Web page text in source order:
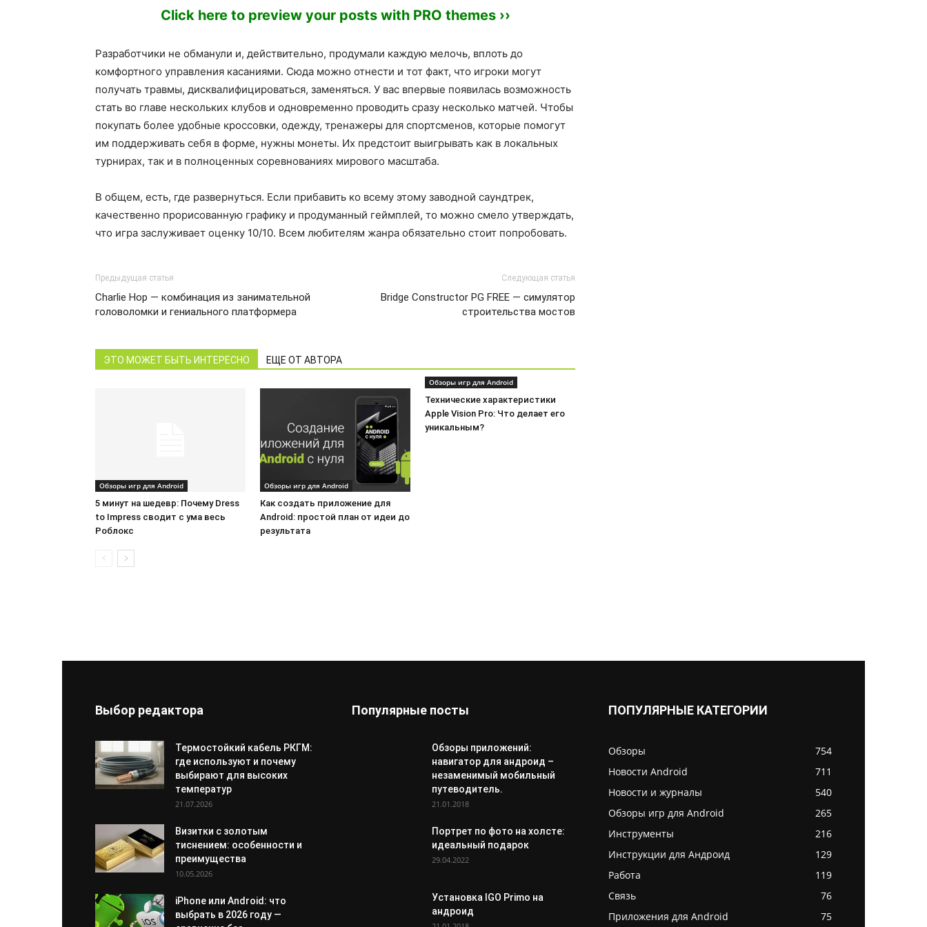
Click here to preview your posts with PRO themes ››
Разработчики не обманули и, действительно, продумали каждую мелочь, вплоть до
комфортного управления касаниями. Сюда можно отнести и тот факт, что игроки могут
получать травмы, дисквалифицироваться, заменяться. У вас впервые появилась возможность
стать во главе нескольких клубов и одновременно проводить сразу несколько матчей. Чтобы
покупать более удобные кроссовки, одежду, тренажеры для спортсменов, которые помогут
им поддерживать себя в форме, нужны монеты. Их предстоит выигрывать как в локальных
турнирах, так и в полноценных соревнованиях мирового масштаба.
В общем, есть, где развернуться. Если прибавить ко всему этому заводной саундтрек,
качественно прорисованную графику и продуманный геймплей, то можно смело утверждать,
что игра заслуживает оценку 10/10. Всем любителям жанра обязательно стоит попробовать.
Предыдущая статья
Charlie Hop — комбинация из занимательной
головоломки и гениального платформера
Следующая статья
Bridge Constructor PG FREE — симулятор
строительства мостов
ЭТО МОЖЕТ БЫТЬ ИНТЕРЕСНО ЕЩЕ ОТ АВТОРА
Обзоры игр для Android
5 минут на шедевр: Почему Dress
to Impress сводит с ума весь
Роблокс
Обзоры игр для Android
Как создать приложение для
Android: простой план от идеи до
результата
Обзоры игр для Android
Технические характеристики
Apple Vision Pro: Что делает его
уникальным?
Выбор редактора
Термостойкий кабель РКГМ:
где используют и почему
выбирают для высоких
температур
21.07.2026
Визитки с золотым
тиснением: особенности и
преимущества
10.05.2026
iPhone или Android: что
выбрать в 2026 году —
Популярные посты
Обзоры приложений:
навигатор для андроид –
незаменимый мобильный
путеводитель.
21.01.2018
Портрет по фото на холсте:
идеальный подарок
29.04.2022
Установка IGO Primo на
андроид
ПОПУЛЯРНЫЕ КАТЕГОРИИ
Обзоры
754
Новости Android
711
Новости и журналы
540
Обзоры игр для Android
265
Инструменты
216
Инструкции для Андроид
129
Работа
119
Связь
76
Приложения для Android
75